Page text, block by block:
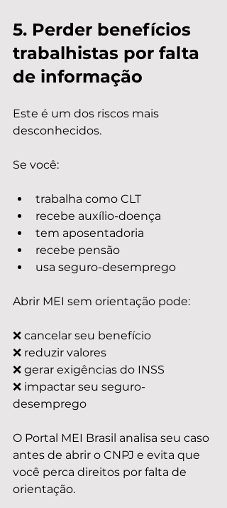
5. Perder benefícios
trabalhistas por falta
de informação
Este é um dos riscos mais
desconhecidos.
Se você:
trabalha como CLT
recebe auxílio-doença
tem aposentadoria
recebe pensão
usa seguro-desemprego
Abrir MEI sem orientação pode:
❌ cancelar seu benefício
❌ reduzir valores
❌ gerar exigências do INSS
❌ impactar seu seguro-
desemprego
O Portal MEI Brasil analisa seu caso
antes de abrir o CNPJ e evita que
você perca direitos por falta de
orientação.